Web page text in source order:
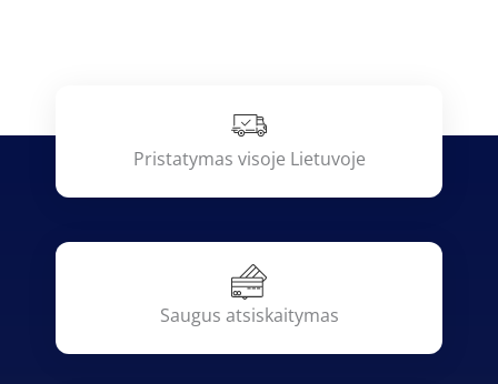
Pristatymas visoje Lietuvoje
Saugus atsiskaitymas